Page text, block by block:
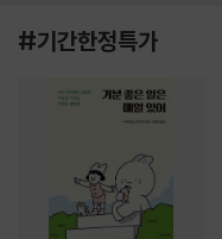
#기간한정특가